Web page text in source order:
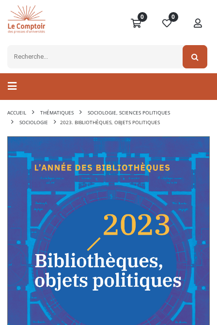
0 0
ACCUEIL THÉMATIQUES
SOCIOLOGIE, SCIENCES POLITIQUES
SOCIOLOGIE
2023. BIBLIOTHÈQUES, OBJETS POLITIQUES